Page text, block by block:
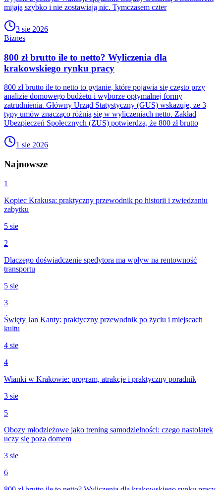
mijają szybko i nie zostawiają nic. Tymczasem czter
3 sie 2026
Biznes
800 zł brutto ile to netto? Wyliczenia dla
krakowskiego rynku pracy
800 zł brutto ile to netto to pytanie, które pojawia się często przy
analizie domowego budżetu i wyborze optymalnej formy
zatrudnienia. Główny Urząd Statystyczny (GUS) wskazuje, że 3
typy umów znacząco różnią się w wyliczeniach netto. Zakład
Ubezpieczeń Społecznych (ZUS) potwierdza, że 800 zł brutto
1 sie 2026
Najnowsze
1
Kopiec Krakusa: praktyczny przewodnik po historii i zwiedzaniu
zabytku
5 sie
2
Dlaczego doświadczenie spedytora ma wpływ na rentowność
transportu
5 sie
3
Święty Jan Kanty: praktyczny przewodnik po życiu i miejscach
kultu
4 sie
4
Wianki w Krakowie: program, atrakcje i praktyczny poradnik
3 sie
5
Obozy młodzieżowe jako trening samodzielności: czego nastolatek
uczy się poza domem
3 sie
6